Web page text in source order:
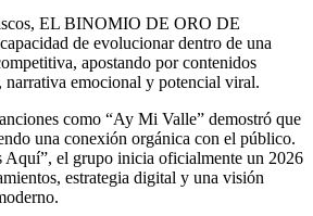
EL BINOMIO DE ORO DE
de evolucionar dentro de una
apostando por contenidos
narrativa emocional y potencial viral.
como “Ay Mi Valle” demostró que
una conexión orgánica con el público.
Aquí”, el grupo inicia oficialmente un 2026
estrategia digital y una visión